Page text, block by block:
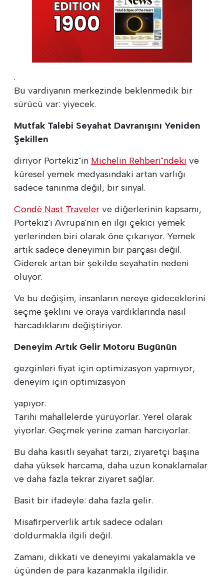
.
Bu vardiyanın merkezinde beklenmedik bir
sürücü var: yiyecek.
Mutfak Talebi Seyahat Davranışını Yeniden
Şekillen
diriyor Portekiz"in Michelin Rehberi"ndeki ve
küresel yemek medyasındaki artan varlığı
sadece tanınma değil, bir sinyal.
Condé Nast Traveler ve diğerlerinin kapsamı,
Portekiz'i Avrupa'nın en ilgi çekici yemek
yerlerinden biri olarak öne çıkarıyor. Yemek
artık sadece deneyimin bir parçası değil.
Giderek artan bir şekilde seyahatin nedeni
oluyor.
Ve bu değişim, insanların nereye gideceklerini
seçme şeklini ve oraya vardıklarında nasıl
harcadıklarını değiştiriyor.
Deneyim Artık Gelir Motoru Bugünün
gezginleri fiyat için optimizasyon yapmıyor,
deneyim için optimizasyon
yapıyor.
Tarihi mahallelerde yürüyorlar. Yerel olarak
yiyorlar. Geçmek yerine zaman harcıyorlar.
Bu daha kasıtlı seyahat tarzı, ziyaretçi başına
daha yüksek harcama, daha uzun konaklamalar
ve daha fazla tekrar ziyaret sağlar.
Basit bir ifadeyle: daha fazla gelir.
Misafirperverlik artık sadece odaları
doldurmakla ilgili değil.
Zamanı, dikkati ve deneyimi yakalamakla ve
üçünden de para kazanmakla ilgilidir.